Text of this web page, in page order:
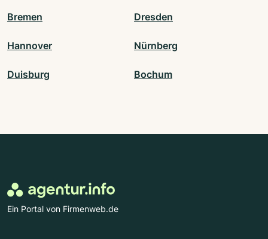
Bremen Dresden
Hannover Nürnberg
Duisburg Bochum
Ein Portal von Firmenweb.de